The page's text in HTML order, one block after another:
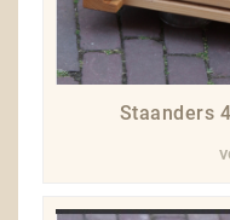
Staanders